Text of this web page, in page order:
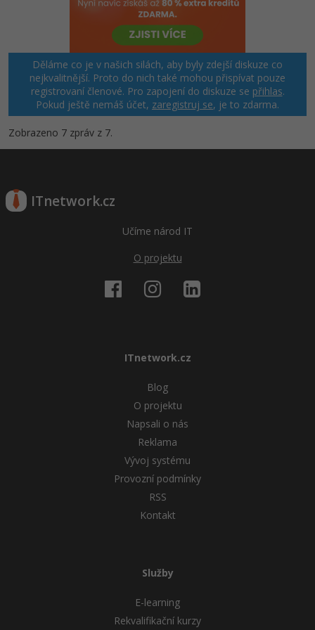
Děláme co je v našich silách, aby byly zdejší diskuze co
nejkvalitnější. Proto do nich také mohou přispívat pouze
registrovaní členové. Pro zapojení do diskuze se přihlas.
Pokud ještě nemáš účet, zaregistruj se, je to zdarma.
Zobrazeno 7 zpráv z 7.
ITnetwork.cz
Učíme národ IT
O projektu
ITnetwork.cz
Blog
O projektu
Napsali o nás
Reklama
Vývoj systému
Provozní podmínky
RSS
Kontakt
Služby
E-learning
Rekvalifikační kurzy